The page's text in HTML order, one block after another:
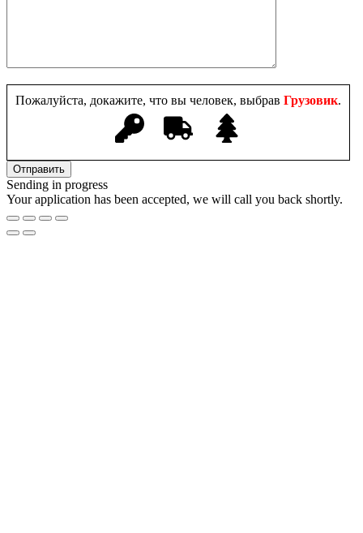
Пожалуйста, докажите, что вы человек, выбрав Грузовик.
Sending in progress
Your application has been accepted, we will call you back shortly.